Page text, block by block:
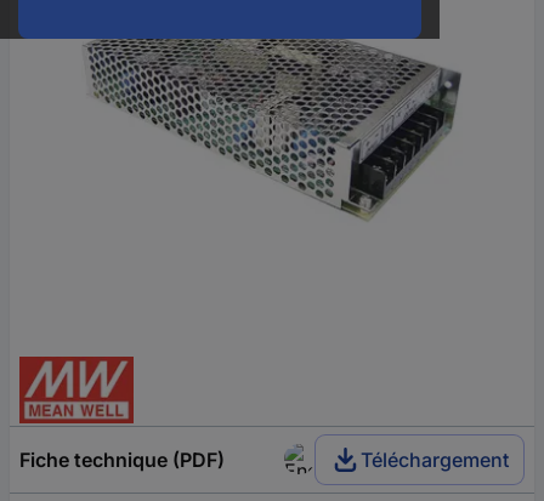
Fiche technique (PDF) Téléchargement